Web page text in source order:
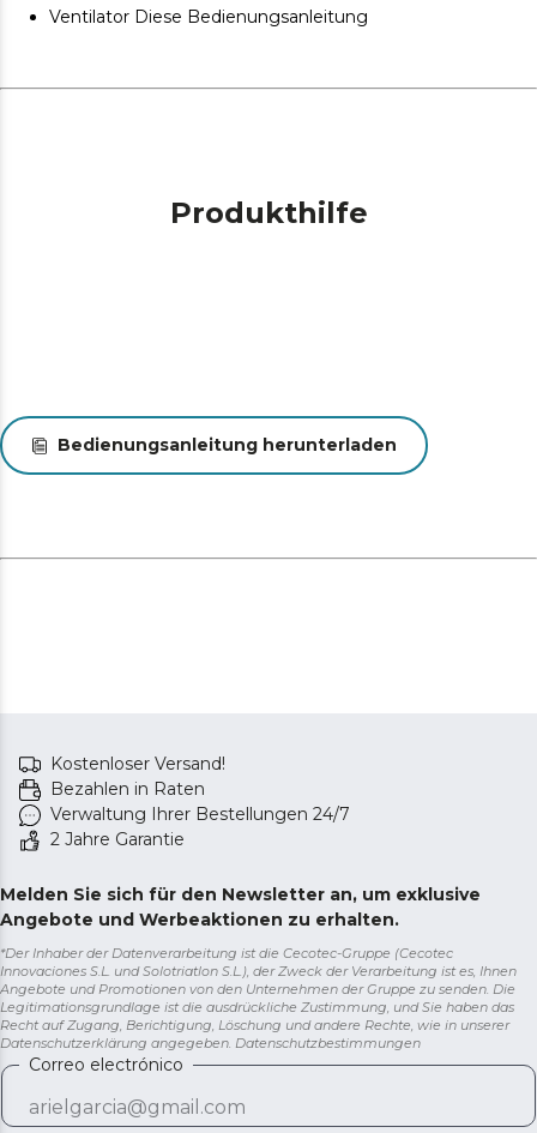
Ventilator Diese Bedienungsanleitung
Produkthilfe
Bedienungsanleitung herunterladen
Kostenloser Versand!
Bezahlen in Raten
Verwaltung Ihrer Bestellungen 24/7
2 Jahre Garantie
Melden Sie sich für den Newsletter an, um exklusive
Angebote und Werbeaktionen zu erhalten.
*Der Inhaber der Datenverarbeitung ist die Cecotec-Gruppe (Cecotec
Innovaciones S.L. und Solotriatlon S.L.), der Zweck der Verarbeitung ist es, Ihnen
Angebote und Promotionen von den Unternehmen der Gruppe zu senden. Die
Legitimationsgrundlage ist die ausdrückliche Zustimmung, und Sie haben das
Recht auf Zugang, Berichtigung, Löschung und andere Rechte, wie in unserer
Datenschutzerklärung angegeben. Datenschutzbestimmungen
Correo electrónico